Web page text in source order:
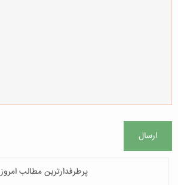
ارسال
پرطرفدارترین مطالب امروز